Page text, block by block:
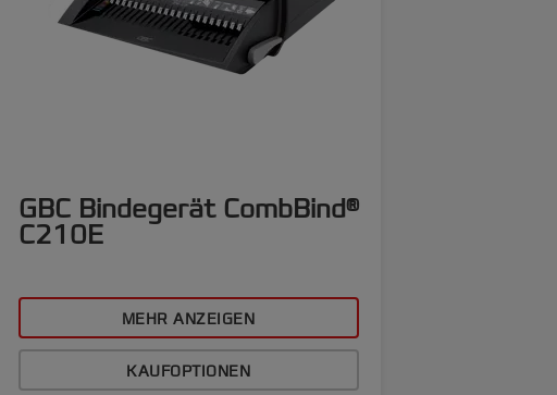
GBC Bindegerät CombBind®
C210E
MEHR ANZEIGEN
KAUFOPTIONEN